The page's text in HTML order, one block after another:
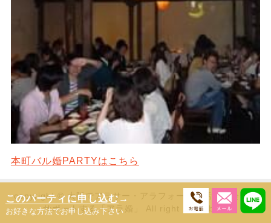
本町バル婚PARTYはこちら
このパーティに申し込む→
お好きな方法でお申し込み下さい
copyright © 大阪でアラサー・アラフォーの婚活と出会いを
サポートする「アラ婚」 All right Reserbed.